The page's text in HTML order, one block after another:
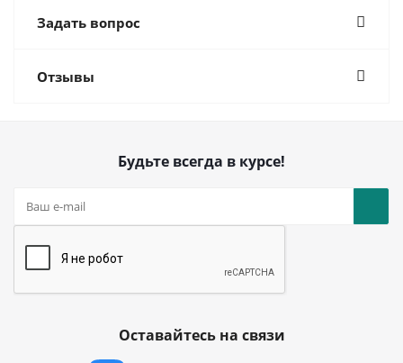
Задать вопрос
Отзывы
Будьте всегда в курсе!
Оставайтесь на связи